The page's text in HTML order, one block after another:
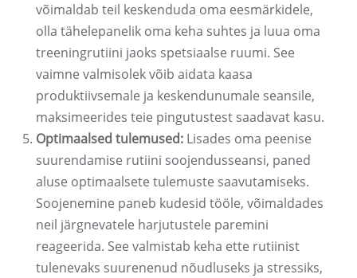
võimaldab teil keskenduda oma eesmärkidele,
olla tähelepanelik oma keha suhtes ja luua oma
treeningrutiini jaoks spetsiaalse ruumi. See
vaimne valmisolek võib aidata kaasa
produktiivsemale ja keskendunumale seansile,
maksimeerides teie pingutustest saadavat kasu.
Optimaalsed tulemused: Lisades oma peenise
suurendamise rutiini soojendusseansi, paned
aluse optimaalsete tulemuste saavutamiseks.
Soojenemine paneb kudesid tööle, võimaldades
neil järgnevatele harjutustele paremini
reageerida. See valmistab keha ette rutiinist
tulenevaks suurenenud nõudluseks ja stressiks,